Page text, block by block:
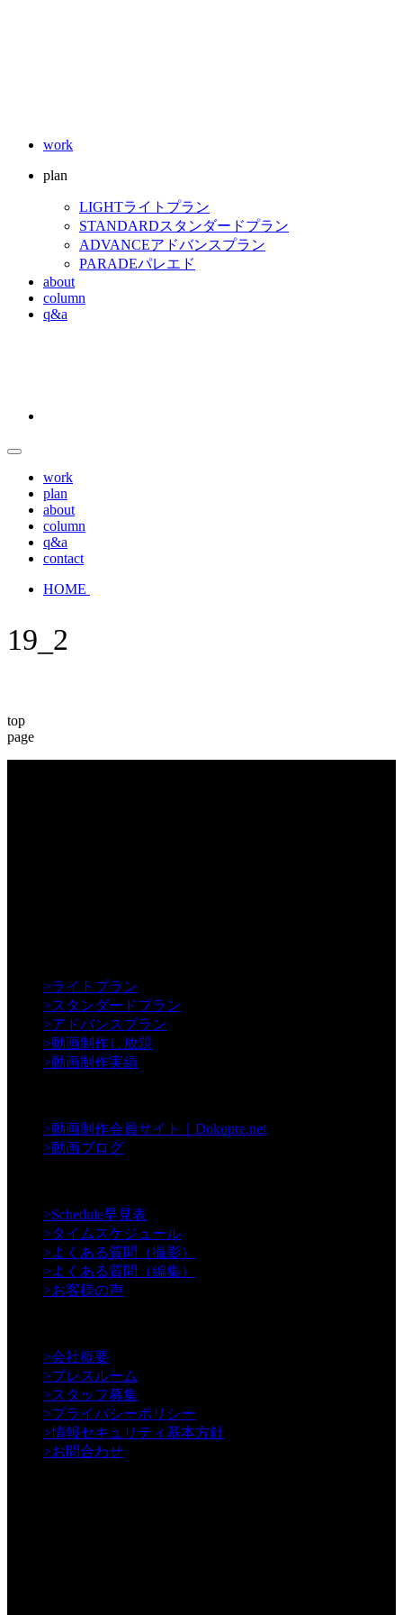
work
plan
LIGHTライトプラン
STANDARDスタンダードプラン
ADVANCEアドバンスプラン
PARADEパレエド
about
column
q&a
work
plan
about
column
q&a
contact
HOME
19_2
top
page
>ライトプラン
>スタンダードプラン
>アドバンスプラン
>動画制作し放題
>動画制作実績
>動画制作会員サイト｜Dokopre.net
>動画ブログ
>Schedule早見表
>タイムスケジュール
>よくある質問（撮影）
>よくある質問（編集）
>お客様の声
>会社概要
>プレスルーム
>スタッフ募集
>プライバシーポリシー
>情報セキュリティ基本方針
>お問合わせ